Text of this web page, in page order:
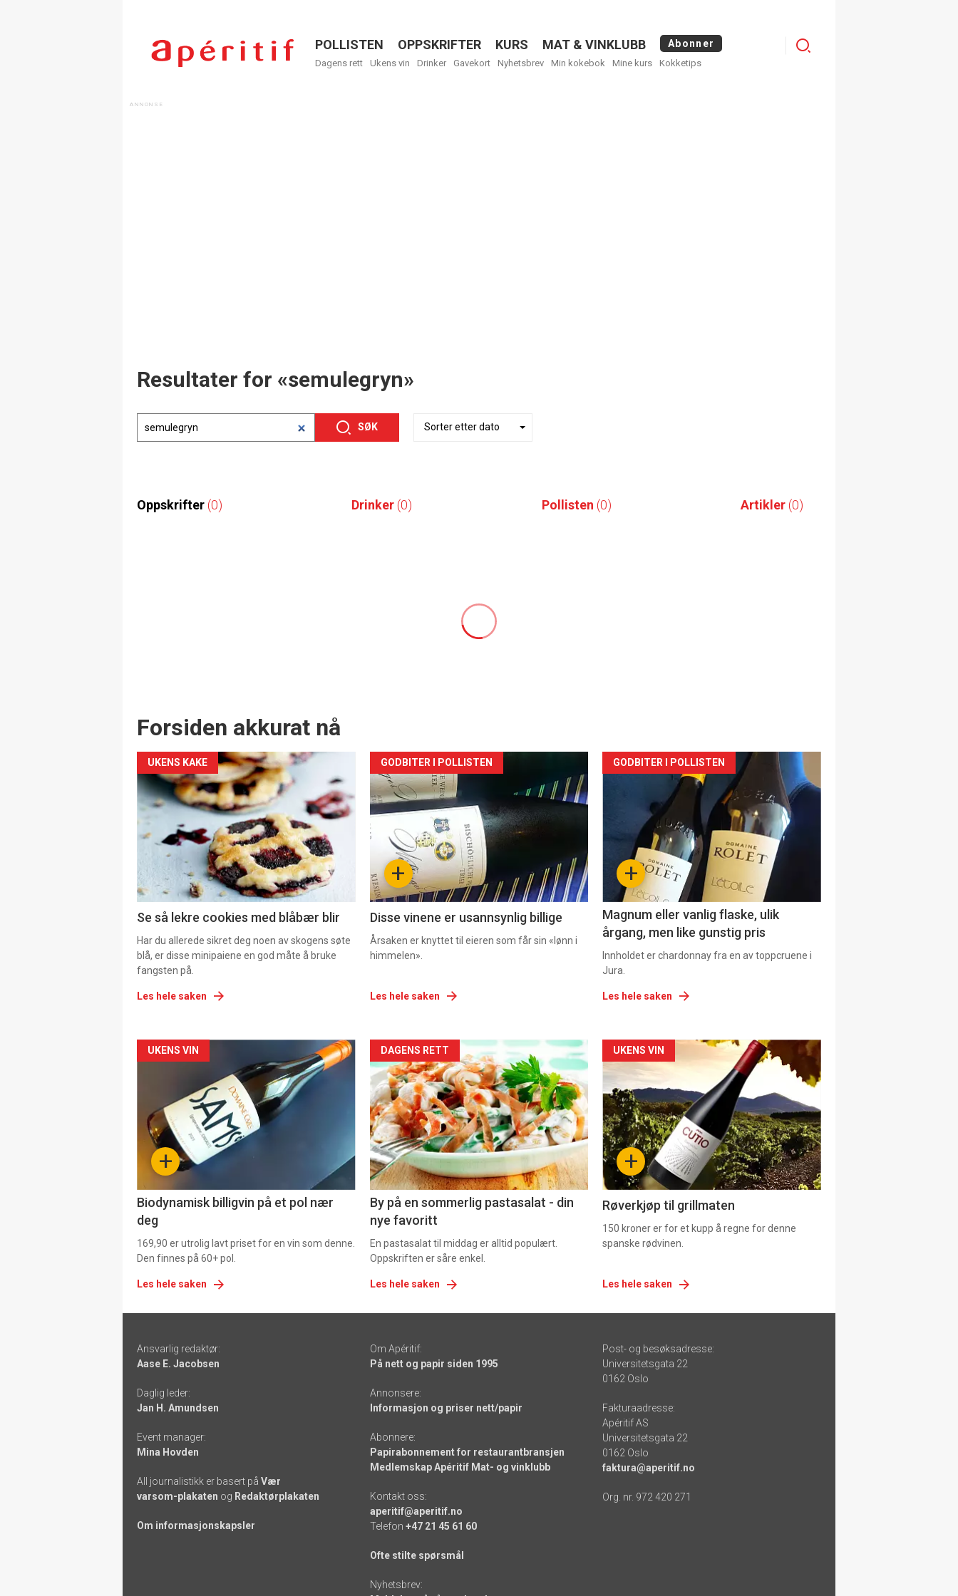
Menu
POLLISTEN OPPSKRIFTER KURS MAT & VINKLUBB Abonner
Dagens rett Ukens vin Drinker Gavekort Nyhetsbrev Min kokebok Mine kurs Kokketips
Logg
Resultater for «semulegryn»
SØK
Oppskrifter (0) Drinker (0) Pollisten (0) Artikler (0)
Forsiden akkurat nå
UKENS KAKE
Se så lekre cookies med blåbær blir
Har du allerede sikret deg noen av skogens søte
blå, er disse minipaiene en god måte å bruke
fangsten på.
Les hele saken
Forsiden
akkurat
nå
2 +
GODBITER I POLLISTEN
Disse vinene er usannsynlig billige
Årsaken er knyttet til eieren som får sin «lønn i
himmelen».
Les hele saken
Forsiden
akkurat
nå
+
GODBITER I POLLISTEN
Magnum eller vanlig flaske, ulik
årgang, men like gunstig pris
Innholdet er chardonnay fra en av toppcruene i
Jura.
Les hele saken
Forsiden
akkurat
nå
-
+
UKENS VIN
Biodynamisk billigvin på et pol nær
deg
169,90 er utrolig lavt priset for en vin som denne.
Den finnes på 60+ pol.
Les hele saken
Forsiden
akkurat
nå
-
5
DAGENS RETT
By på en sommerlig pastasalat - din
nye favoritt
En pastasalat til middag er alltid populært.
Oppskriften er såre enkel.
Les hele saken
Forsiden
akkurat
nå
-
6 +
UKENS VIN
Røverkjøp til grillmaten
150 kroner er for et kupp å regne for denne
spanske rødvinen.
Les hele saken
-
links
Ansvarlig redaktør:
Aase E. Jacobsen
Daglig leder:
Jan H. Amundsen
Event manager:
Mina Hovden
All journalistikk er basert på Vær
varsom-plakaten og Redaktørplakaten
Om informasjonskapsler
Om Apéritif:
På nett og papir siden 1995
Annonsere:
Informasjon og priser nett/papir
Abonnere:
Papirabonnement for restaurantbransjen
Medlemskap Apéritif Mat- og vinklubb
Kontakt oss:
aperitif@aperitif.no
Telefon +47 21 45 61 60
Ofte stilte spørsmål
Nyhetsbrev:
Post- og besøksadresse:
Universitetsgata 22
0162 Oslo
Fakturaadresse:
Apéritif AS
Universitetsgata 22
0162 Oslo
faktura@aperitif.no
Org. nr. 972 420 271